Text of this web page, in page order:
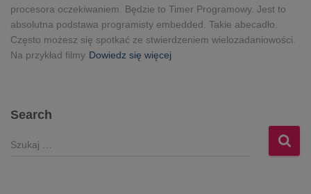
procesora oczekiwaniem. Będzie to Timer Programowy. Jest to
absolutna podstawa programisty embedded. Takie abecadło.
Często możesz się spotkać ze stwierdzeniem wielozadaniowości.
Na przykład filmy Dowiedz się więcej
Search
S